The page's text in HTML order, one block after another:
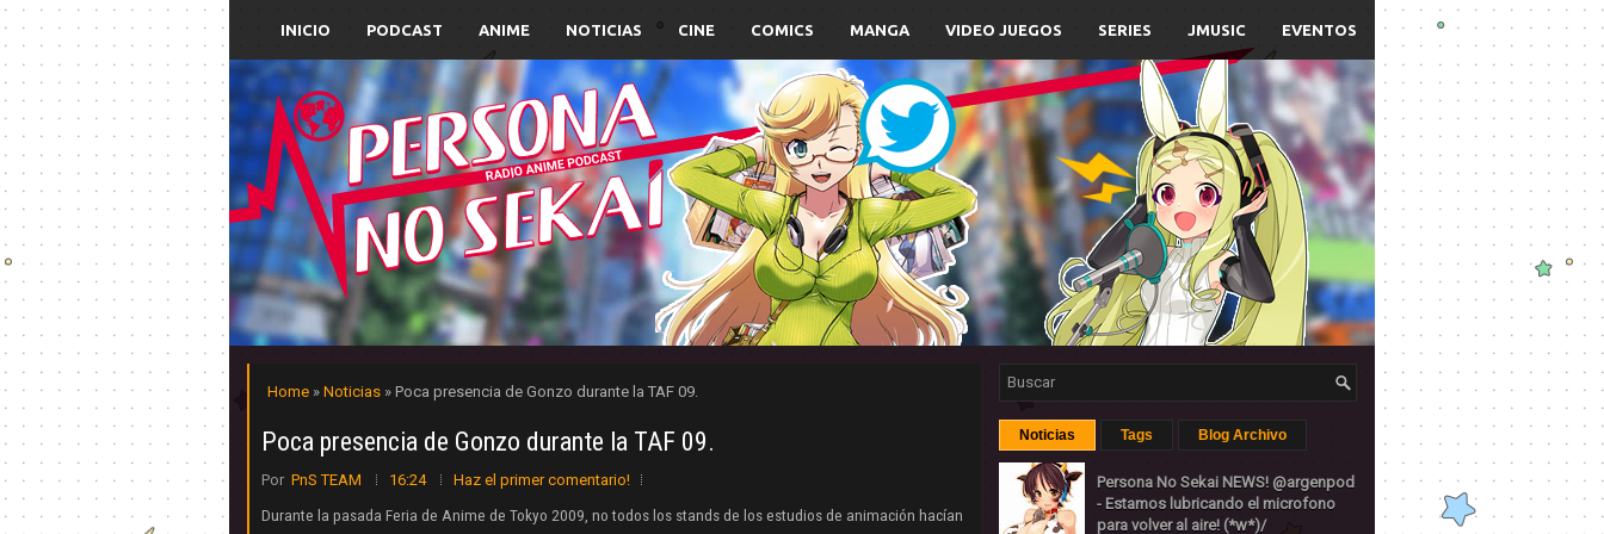
INICIO PODCAST ANIME NOTICIAS CINE COMICS MANGA VIDEO JUEGOS SERIES JMUSIC EVENTOS
Home » Noticias » Poca presencia de Gonzo durante la TAF 09.
Poca presencia de Gonzo durante la TAF 09.
Por PnS TEAM 16:24
Haz el primer comentario!
Durante la pasada Feria de Anime de Tokyo 2009, no todos los stands de los estudios de animación hacían
Noticias Tags Blog Archivo
Persona No Sekai NEWS! @argenpod
- Estamos lubricando el microfono
para volver al aire! (*w*)/